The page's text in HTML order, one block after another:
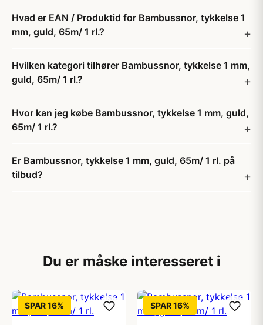
Hvad er EAN / Produktid for Bambussnor, tykkelse 1
mm, guld, 65m/ 1 rl.?
Hvilken kategori tilhører Bambussnor, tykkelse 1 mm,
guld, 65m/ 1 rl.?
Hvor kan jeg købe Bambussnor, tykkelse 1 mm, guld,
65m/ 1 rl.?
Er Bambussnor, tykkelse 1 mm, guld, 65m/ 1 rl. på
tilbud?
Du er måske interesseret i
SPAR 16% SPAR 16%